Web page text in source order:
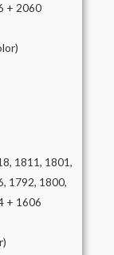
+ 2060
1811, 1801,
1792, 1800,
+ 1606